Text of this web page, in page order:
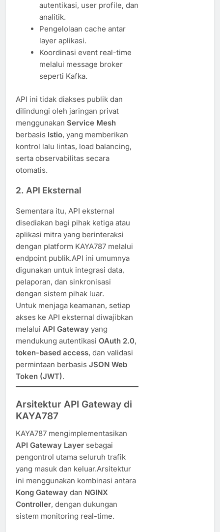
autentikasi, user profile, dan
analitik.
Pengelolaan cache antar
layer aplikasi.
Koordinasi event real-time
melalui message broker
seperti Kafka.
API ini tidak diakses publik dan
dilindungi oleh jaringan privat
menggunakan Service Mesh
berbasis Istio, yang memberikan
kontrol lalu lintas, load balancing,
serta observabilitas secara
otomatis.
2. API Eksternal
Sementara itu, API eksternal
disediakan bagi pihak ketiga atau
aplikasi mitra yang berinteraksi
dengan platform KAYA787 melalui
endpoint publik.API ini umumnya
digunakan untuk integrasi data,
pelaporan, dan sinkronisasi
dengan sistem pihak luar.
Untuk menjaga keamanan, setiap
akses ke API eksternal diwajibkan
melalui API Gateway yang
mendukung autentikasi OAuth 2.0,
token-based access, dan validasi
permintaan berbasis JSON Web
Token (JWT).
Arsitektur API Gateway di
KAYA787
KAYA787 mengimplementasikan
API Gateway Layer sebagai
pengontrol utama seluruh trafik
yang masuk dan keluar.Arsitektur
ini menggunakan kombinasi antara
Kong Gateway dan NGINX
Controller, dengan dukungan
sistem monitoring real-time.